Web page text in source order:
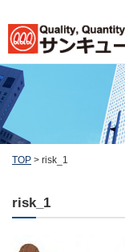
TOP > risk_1
risk_1